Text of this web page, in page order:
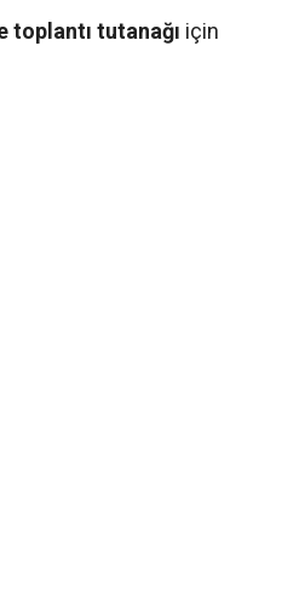
toplantı tutanağı için